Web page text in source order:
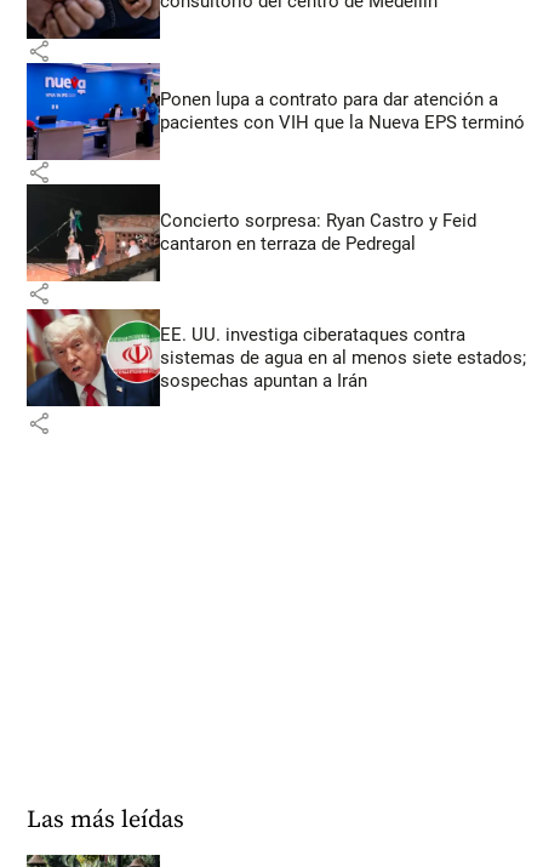
share
Ponen lupa a contrato para dar atención a
pacientes con VIH que la Nueva EPS terminó
share
Concierto sorpresa: Ryan Castro y Feid
cantaron en terraza de Pedregal
share
EE. UU. investiga ciberataques contra
sistemas de agua en al menos siete estados;
sospechas apuntan a Irán
share
Las más leídas